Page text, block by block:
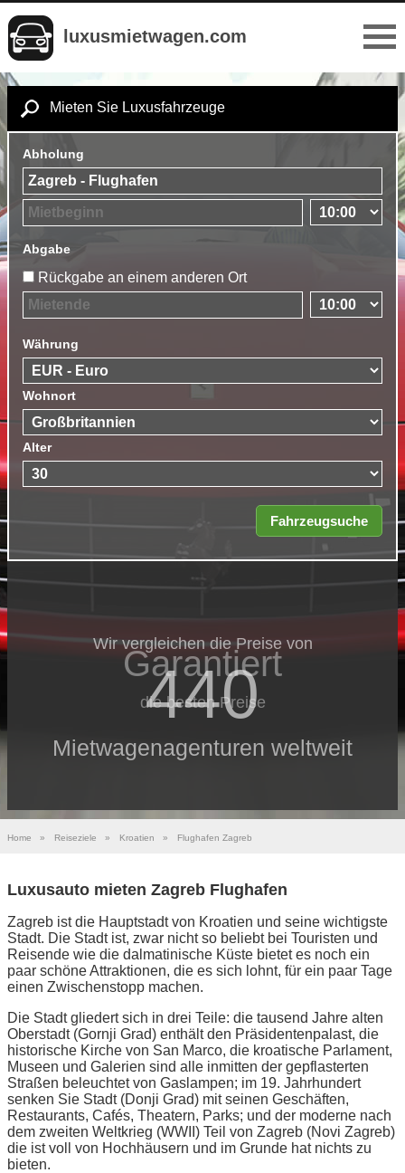
luxusmietwagen.com
Mieten Sie Luxusfahrzeuge
Abholung
Abgabe
Rückgabe an einem anderen Ort
Währung
Wohnort
Alter
Wir vergleichen die Preise von
440
Mietwagenagenturen weltweit
Garantiert
die besten Preise
Home » Reiseziele » Kroatien » Flughafen Zagreb
Luxusauto mieten Zagreb Flughafen
Zagreb ist die Hauptstadt von Kroatien und seine wichtigste
Stadt. Die Stadt ist, zwar nicht so beliebt bei Touristen und
Reisende wie die dalmatinische Küste bietet es noch ein
paar schöne Attraktionen, die es sich lohnt, für ein paar Tage
einen Zwischenstopp machen.
Die Stadt gliedert sich in drei Teile: die tausend Jahre alten
Oberstadt (Gornji Grad) enthält den Präsidentenpalast, die
historische Kirche von San Marco, die kroatische Parlament,
Museen und Galerien sind alle inmitten der gepflasterten
Straßen beleuchtet von Gaslampen; im 19. Jahrhundert
senken Sie Stadt (Donji Grad) mit seinen Geschäften,
Restaurants, Cafés, Theatern, Parks; und der moderne nach
dem zweiten Weltkrieg (WWII) Teil von Zagreb (Novi Zagreb)
die ist voll von Hochhäusern und im Grunde hat nichts zu
bieten.